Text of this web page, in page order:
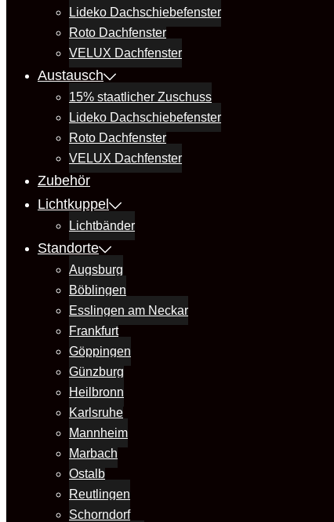
Lideko Dachschiebefenster
Roto Dachfenster
VELUX Dachfenster
Austausch
15% staatlicher Zuschuss
Lideko Dachschiebefenster
Roto Dachfenster
VELUX Dachfenster
Zubehör
Lichtkuppel
Lichtbänder
Standorte
Augsburg
Böblingen
Esslingen am Neckar
Frankfurt
Göppingen
Günzburg
Heilbronn
Karlsruhe
Mannheim
Marbach
Ostalb
Reutlingen
Schorndorf